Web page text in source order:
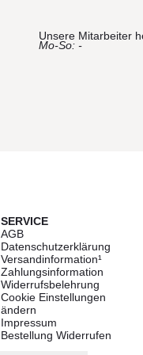
Unsere Mitarbeiter
Mo-So: -
SERVICE
AGB
Datenschutzerklärung
Versandinformation¹
Zahlungsinformation
Widerrufsbelehrung
Cookie Einstellungen
ändern
Impressum
Bestellung Widerrufen